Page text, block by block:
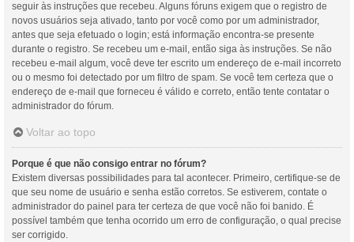
seguir às instruções que recebeu. Alguns fóruns exigem que o registro de
novos usuários seja ativado, tanto por você como por um administrador,
antes que seja efetuado o login; está informação encontra-se presente
durante o registro. Se recebeu um e-mail, então siga às instruções. Se não
recebeu e-mail algum, você deve ter escrito um endereço de e-mail incorreto
ou o mesmo foi detectado por um filtro de spam. Se você tem certeza que o
endereço de e-mail que forneceu é válido e correto, então tente contatar o
administrador do fórum.
Voltar ao topo
Porque é que não consigo entrar no fórum?
Existem diversas possibilidades para tal acontecer. Primeiro, certifique-se de
que seu nome de usuário e senha estão corretos. Se estiverem, contate o
administrador do painel para ter certeza de que você não foi banido. É
possível também que tenha ocorrido um erro de configuração, o qual precise
ser corrigido.